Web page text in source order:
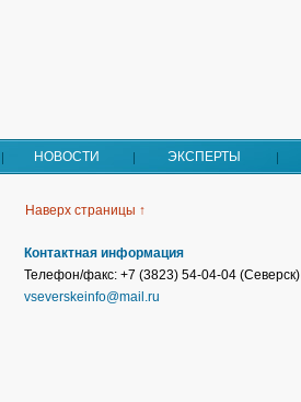
НОВОСТИ ЭКСПЕРТЫ
Наверх страницы ↑
Контактная информация
Телефон/факс: +7 (3823) 54-04-04 (Северск)
vseverskeinfo@mail.ru